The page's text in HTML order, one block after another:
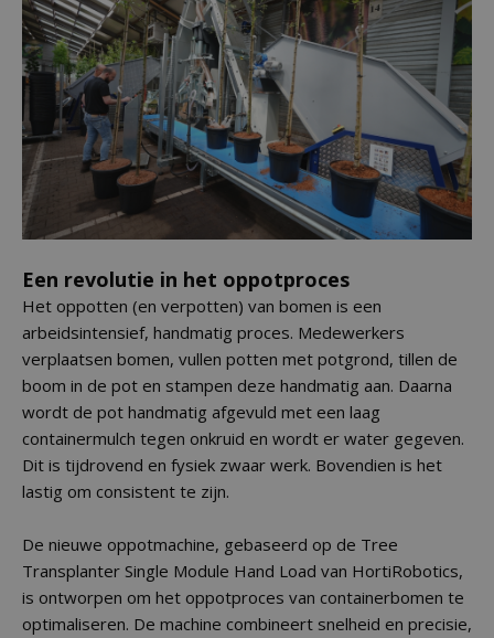
Een revolutie in het oppotproces
Het oppotten (en verpotten) van bomen is een
arbeidsintensief, handmatig proces. Medewerkers
verplaatsen bomen, vullen potten met potgrond, tillen de
boom in de pot en stampen deze handmatig aan. Daarna
wordt de pot handmatig afgevuld met een laag
containermulch tegen onkruid en wordt er water gegeven.
Dit is tijdrovend en fysiek zwaar werk. Bovendien is het
lastig om consistent te zijn.
De nieuwe oppotmachine, gebaseerd op de Tree
Transplanter Single Module Hand Load van HortiRobotics,
is ontworpen om het oppotproces van containerbomen te
optimaliseren. De machine combineert snelheid en precisie,